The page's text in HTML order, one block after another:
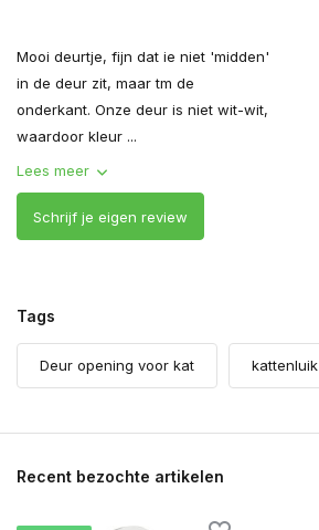
Mooi deurtje, fijn dat ie niet 'midden'
in de deur zit, maar tm de
onderkant. Onze deur is niet wit-wit,
waardoor kleur ...
Lees meer
Schrijf je eigen review
Tags
Deur opening voor kat kattenluik
Recent bezochte artikelen